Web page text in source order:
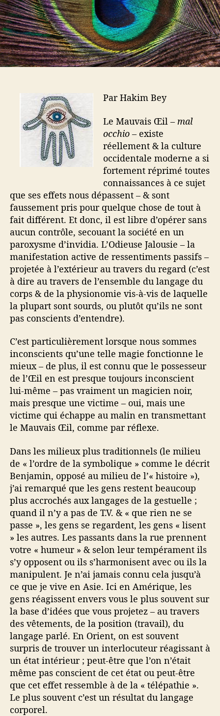
a
r
t
i
c
l
e
t
i
c
l
e
Par Hakim Bey
Le Mauvais Œil – mal
occhio – existe
réellement & la culture
occidentale moderne a si
fortement réprimé toutes
connaissances à ce sujet
que ses effets nous dépassent – & sont
faussement pris pour quelque chose de tout à
fait différent. Et donc, il est libre d’opérer sans
aucun contrôle, secouant la société en un
paroxysme d’invidia. L’Odieuse Jalousie – la
manifestation active de ressentiments passifs –
projetée à l’extérieur au travers du regard (c’est
à dire au travers de l’ensemble du langage du
corps & de la physionomie vis-à-vis de laquelle
la plupart sont sourds, ou plutôt qu’ils ne sont
pas conscients d’entendre).
C’est particulièrement lorsque nous sommes
inconscients qu’une telle magie fonctionne le
mieux – de plus, il est connu que le possesseur
de l’Œil en est presque toujours inconscient
lui-même – pas vraiment un magicien noir,
mais presque une victime – oui, mais une
victime qui échappe au malin en transmettant
le Mauvais Œil, comme par réflexe.
Dans les milieux plus traditionnels (le milieu
de « l’ordre de la symbolique » comme le décrit
Benjamin, opposé au milieu de l’« histoire »),
j’ai remarqué que les gens restent beaucoup
plus accrochés aux langages de la gestuelle ;
quand il n’y a pas de T.V. & « que rien ne se
passe », les gens se regardent, les gens « lisent
» les autres. Les passants dans la rue prennent
votre « humeur » & selon leur tempérament ils
s’y opposent ou ils s’harmonisent avec ou ils la
manipulent. Je n’ai jamais connu cela jusqu’à
ce que je vive en Asie. Ici en Amérique, les
gens réagissent envers vous le plus souvent sur
la base d’idées que vous projetez – au travers
des vêtements, de la position (travail), du
langage parlé. En Orient, on est souvent
surpris de trouver un interlocuteur réagissant à
un état intérieur ; peut-être que l’on n’était
même pas conscient de cet état ou peut-être
que cet effet ressemble à de la « télépathie ».
Le plus souvent c’est un résultat du langage
corporel.